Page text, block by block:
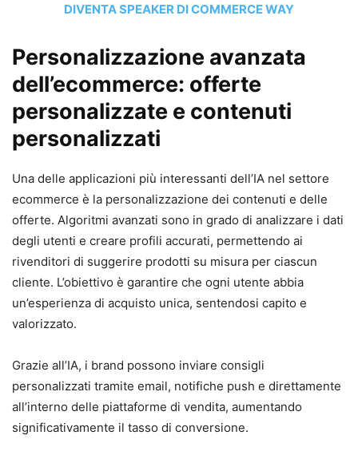
DIVENTA SPEAKER DI COMMERCE WAY
Personalizzazione avanzata
dell’ecommerce: offerte
personalizzate e contenuti
personalizzati
Una delle applicazioni più interessanti dell’IA nel settore
ecommerce è la personalizzazione dei contenuti e delle
offerte. Algoritmi avanzati sono in grado di analizzare i dati
degli utenti e creare profili accurati, permettendo ai
rivenditori di suggerire prodotti su misura per ciascun
cliente. L’obiettivo è garantire che ogni utente abbia
un’esperienza di acquisto unica, sentendosi capito e
valorizzato.
Grazie all’IA, i brand possono inviare consigli
personalizzati tramite email, notifiche push e direttamente
all’interno delle piattaforme di vendita, aumentando
significativamente il tasso di conversione.